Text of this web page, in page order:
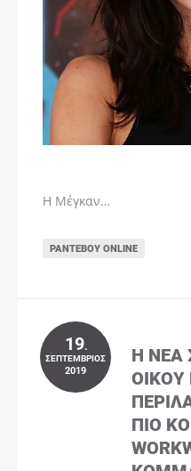
Η Μέγκαν…
ΡΑΝΤΕΒΟΎ ONLINE
19.
ΣΕΠΤΈΜΒΡΙΟΣ
2019
Η ΝΈΑ
ΟΊΚΟΥ
ΠΙΟ